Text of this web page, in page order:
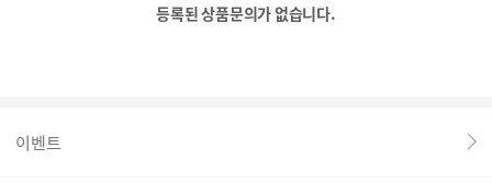
등록된 상품문의가 없습니다.
이벤트